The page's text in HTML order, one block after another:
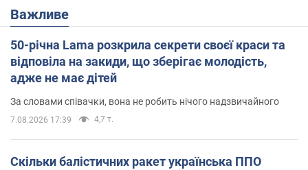
Важливе
50-річна Lama розкрила секрети своєї краси та
відповіла на закиди, що зберігає молодість,
адже не має дітей
За словами співачки, вона не робить нічого надзвичайного
7.08.2026 17:39 4,7 т.
Скільки балістичних ракет українська ППО